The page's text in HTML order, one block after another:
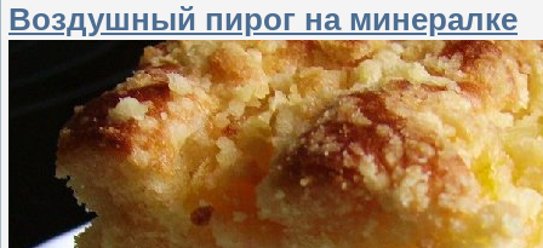
Воздушный пирог на минералке